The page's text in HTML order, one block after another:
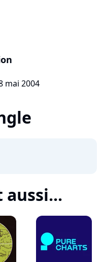
mai 2004
aussi...